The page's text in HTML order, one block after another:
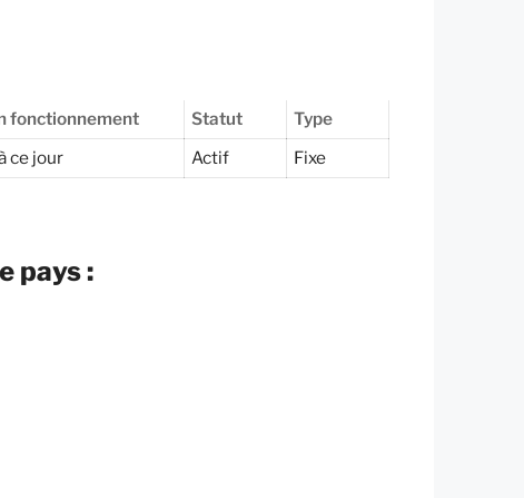
fonctionnement Statut
Type
ce jour Actif Fixe
pays :